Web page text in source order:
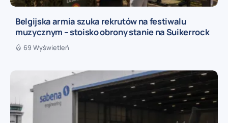
Belgijska armia szuka rekrutów na festiwalu
muzycznym – stoisko obrony stanie na Suikerrock
69 Wyświetleń